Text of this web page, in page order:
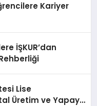
Kariyer
İŞKUR’dan
Lise
Üretim ve Yapay